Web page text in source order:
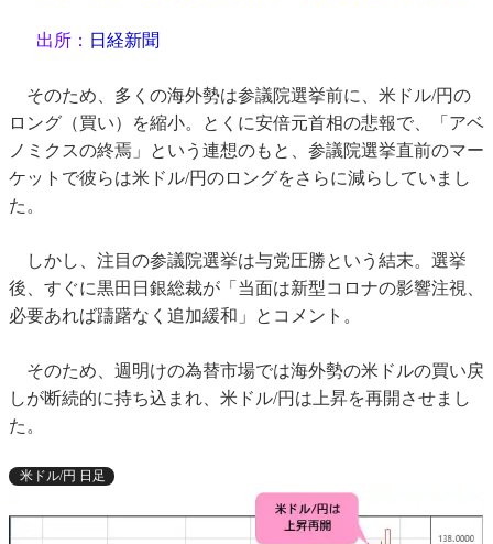
出所： 日経新聞
そのため、多くの海外勢は参議院選挙前に、米ドル/円の
ロング（買い）を縮小。とくに安倍元首相の悲報で、「アベ
ノミクスの終焉」という連想のもと、参議院選挙直前のマー
ケットで彼らは米ドル/円のロングをさらに減らしていまし
た。
しかし、注目の参議院選挙は与党圧勝という結末。選挙
後、すぐに黒田日銀総裁が「当面は新型コロナの影響注視、
必要あれば躊躇なく追加緩和」とコメント。
そのため、週明けの為替市場では海外勢の米ドルの買い戻
しが断続的に持ち込まれ、米ドル/円は上昇を再開させまし
た。
米ドル/円 日足